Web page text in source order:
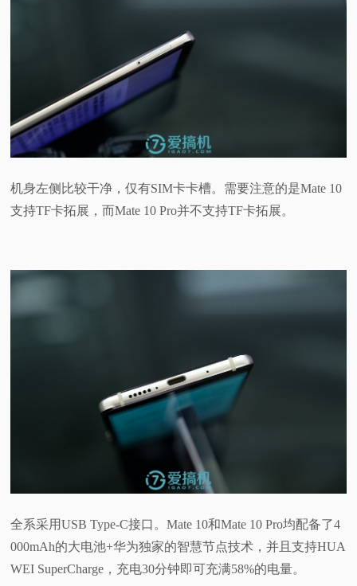
机身左侧比较干净，仅有SIM卡卡槽。需要注意的是Mate 10
支持TF卡拓展，而Mate 10 Pro并不支持TF卡拓展。
全系采用USB Type-C接口。Mate 10和Mate 10 Pro均配备了4
000mAh的大电池+华为独家的智慧节点技术，并且支持HUA
WEI SuperCharge，充电30分钟即可充满58%的电量。